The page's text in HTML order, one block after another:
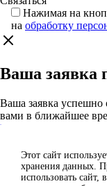
Нажимая на
на обработку
Ваша заявка
Ваша заявка успешно
вами в ближайшее
Каталог
Спасибо за
Этот сайт
хранения данных.
использовать сайт,